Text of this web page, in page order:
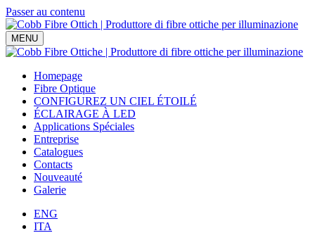
Passer au contenu
Navigation
principale
MENU
Homepage
Fibre Optique
CONFIGUREZ UN CIEL ÉTOILÉ
ÉCLAIRAGE À LED
Applications Spéciales
Entreprise
Catalogues
Contacts
Nouveauté
Galerie
ENG
ITA